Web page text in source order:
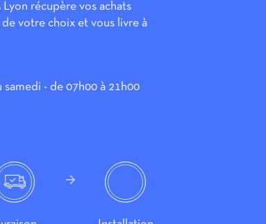
récupère vos achats
votre choix et vous livre à
- de 07h00 à 21h00